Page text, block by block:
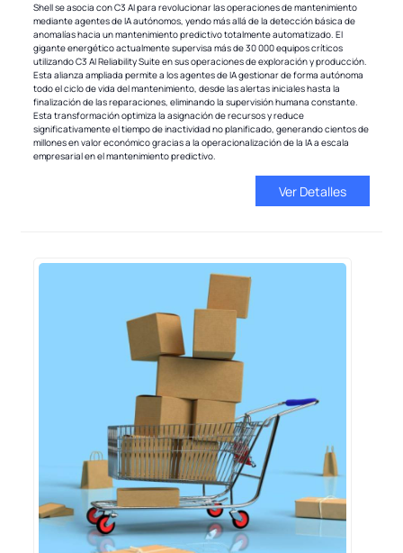
Shell se asocia con C3 AI para revolucionar las operaciones de mantenimiento
mediante agentes de IA autónomos, yendo más allá de la detección básica de
anomalías hacia un mantenimiento predictivo totalmente automatizado. El
gigante energético actualmente supervisa más de 30 000 equipos críticos
utilizando C3 AI Reliability Suite en sus operaciones de exploración y producción.
Esta alianza ampliada permite a los agentes de IA gestionar de forma autónoma
todo el ciclo de vida del mantenimiento, desde las alertas iniciales hasta la
finalización de las reparaciones, eliminando la supervisión humana constante.
Esta transformación optimiza la asignación de recursos y reduce
significativamente el tiempo de inactividad no planificado, generando cientos de
millones en valor económico gracias a la operacionalización de la IA a escala
empresarial en el mantenimiento predictivo.
Ver Detalles